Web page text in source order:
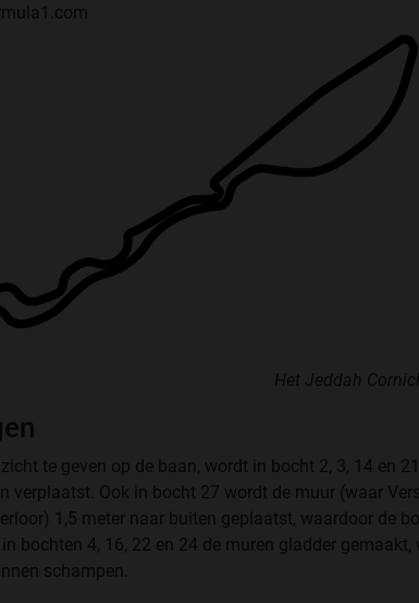
Het Jeddah
te geven op de baan, wordt in bocht 2, 3, 14 en
verplaatst. Ook in bocht 27 wordt de muur (waar
1,5 meter naar buiten geplaatst, waardoor de
bochten 4, 16, 22 en 24 de muren gladder
schampen.